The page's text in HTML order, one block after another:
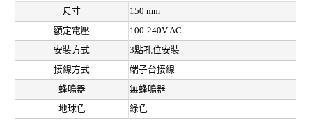
尺寸
150 mm
額定電壓
100-240V AC
安裝方式
3點孔位安裝
接線方式
端子台接線
蜂鳴器
無蜂鳴器
地球色
綠色